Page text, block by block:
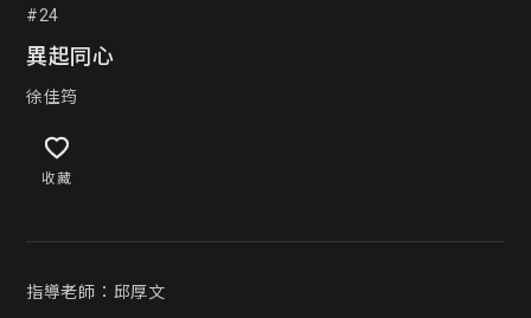
#24
異起同心
徐佳筠
收藏
指導老師：邱厚文